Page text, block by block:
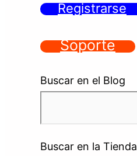
Registrarse
Soporte
Buscar en el Blog
Buscar en la Tienda